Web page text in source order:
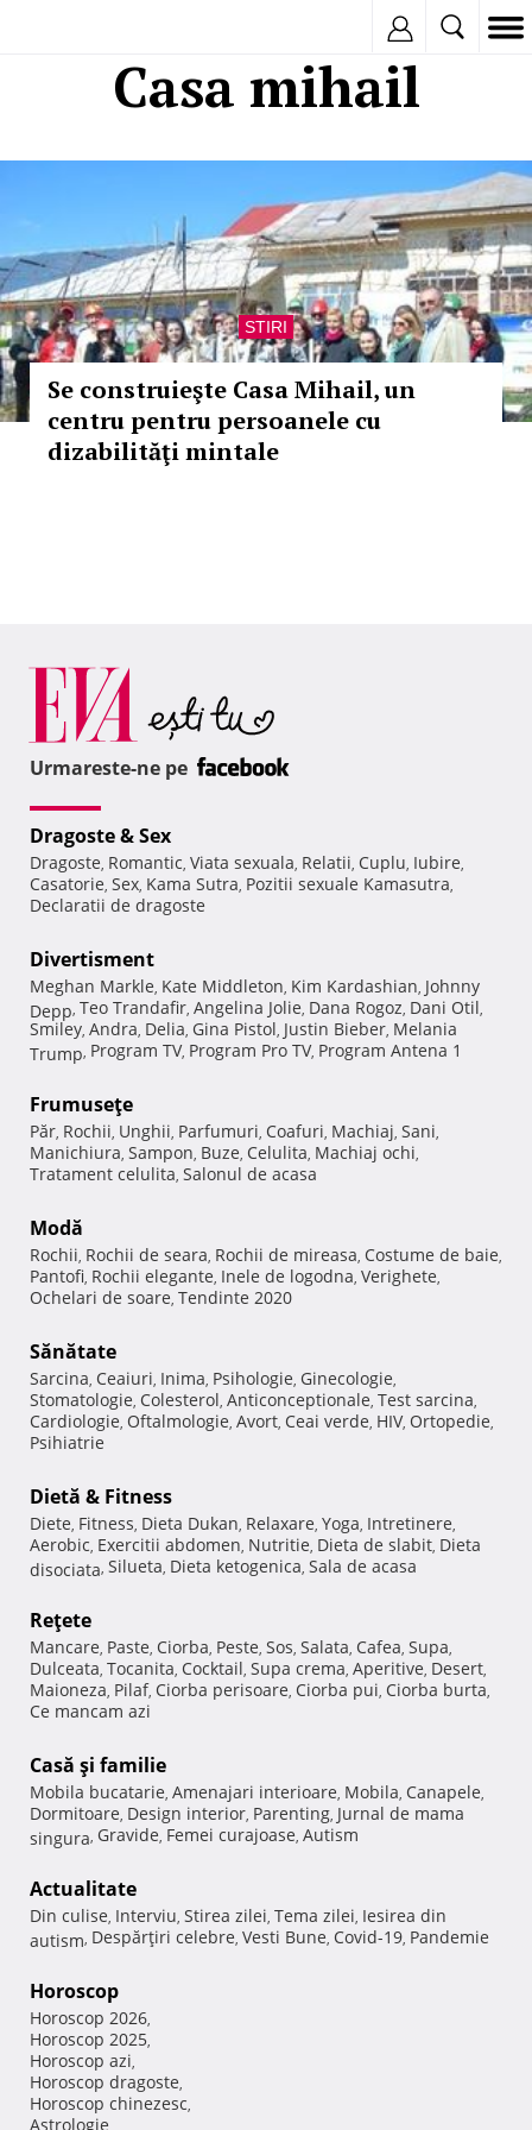
Casa mihail
STIRI
Se construieşte Casa Mihail, un
centru pentru persoanele cu
dizabilităţi mintale
Urmareste-ne pe
Dragoste & Sex
Dragoste, Romantic, Viata sexuala, Relatii, Cuplu, Iubire,
Casatorie, Sex, Kama Sutra, Pozitii sexuale Kamasutra,
Declaratii de dragoste
Divertisment
Meghan Markle, Kate Middleton, Kim Kardashian, Johnny
Depp, Teo Trandafir, Angelina Jolie, Dana Rogoz, Dani Otil,
Smiley, Andra, Delia, Gina Pistol, Justin Bieber, Melania
Trump, Program TV, Program Pro TV, Program Antena 1
Frumuseţe
Păr, Rochii, Unghii, Parfumuri, Coafuri, Machiaj, Sani,
Manichiura, Sampon, Buze, Celulita, Machiaj ochi,
Tratament celulita, Salonul de acasa
Modă
Rochii, Rochii de seara, Rochii de mireasa, Costume de baie,
Pantofi, Rochii elegante, Inele de logodna, Verighete,
Ochelari de soare, Tendinte 2020
Sănătate
Sarcina, Ceaiuri, Inima, Psihologie, Ginecologie,
Stomatologie, Colesterol, Anticonceptionale, Test sarcina,
Cardiologie, Oftalmologie, Avort, Ceai verde, HIV, Ortopedie,
Psihiatrie
Dietă & Fitness
Diete, Fitness, Dieta Dukan, Relaxare, Yoga, Intretinere,
Aerobic, Exercitii abdomen, Nutritie, Dieta de slabit, Dieta
disociata, Silueta, Dieta ketogenica, Sala de acasa
Reţete
Mancare, Paste, Ciorba, Peste, Sos, Salata, Cafea, Supa,
Dulceata, Tocanita, Cocktail, Supa crema, Aperitive, Desert,
Maioneza, Pilaf, Ciorba perisoare, Ciorba pui, Ciorba burta,
Ce mancam azi
Casă şi familie
Mobila bucatarie, Amenajari interioare, Mobila, Canapele,
Dormitoare, Design interior, Parenting, Jurnal de mama
singura, Gravide, Femei curajoase, Autism
Actualitate
Din culise, Interviu, Stirea zilei, Tema zilei, Iesirea din
autism, Despărţiri celebre, Vesti Bune, Covid-19, Pandemie
Horoscop
Horoscop 2026,
Horoscop 2025,
Horoscop azi,
Horoscop dragoste,
Horoscop chinezesc,
Astrologie